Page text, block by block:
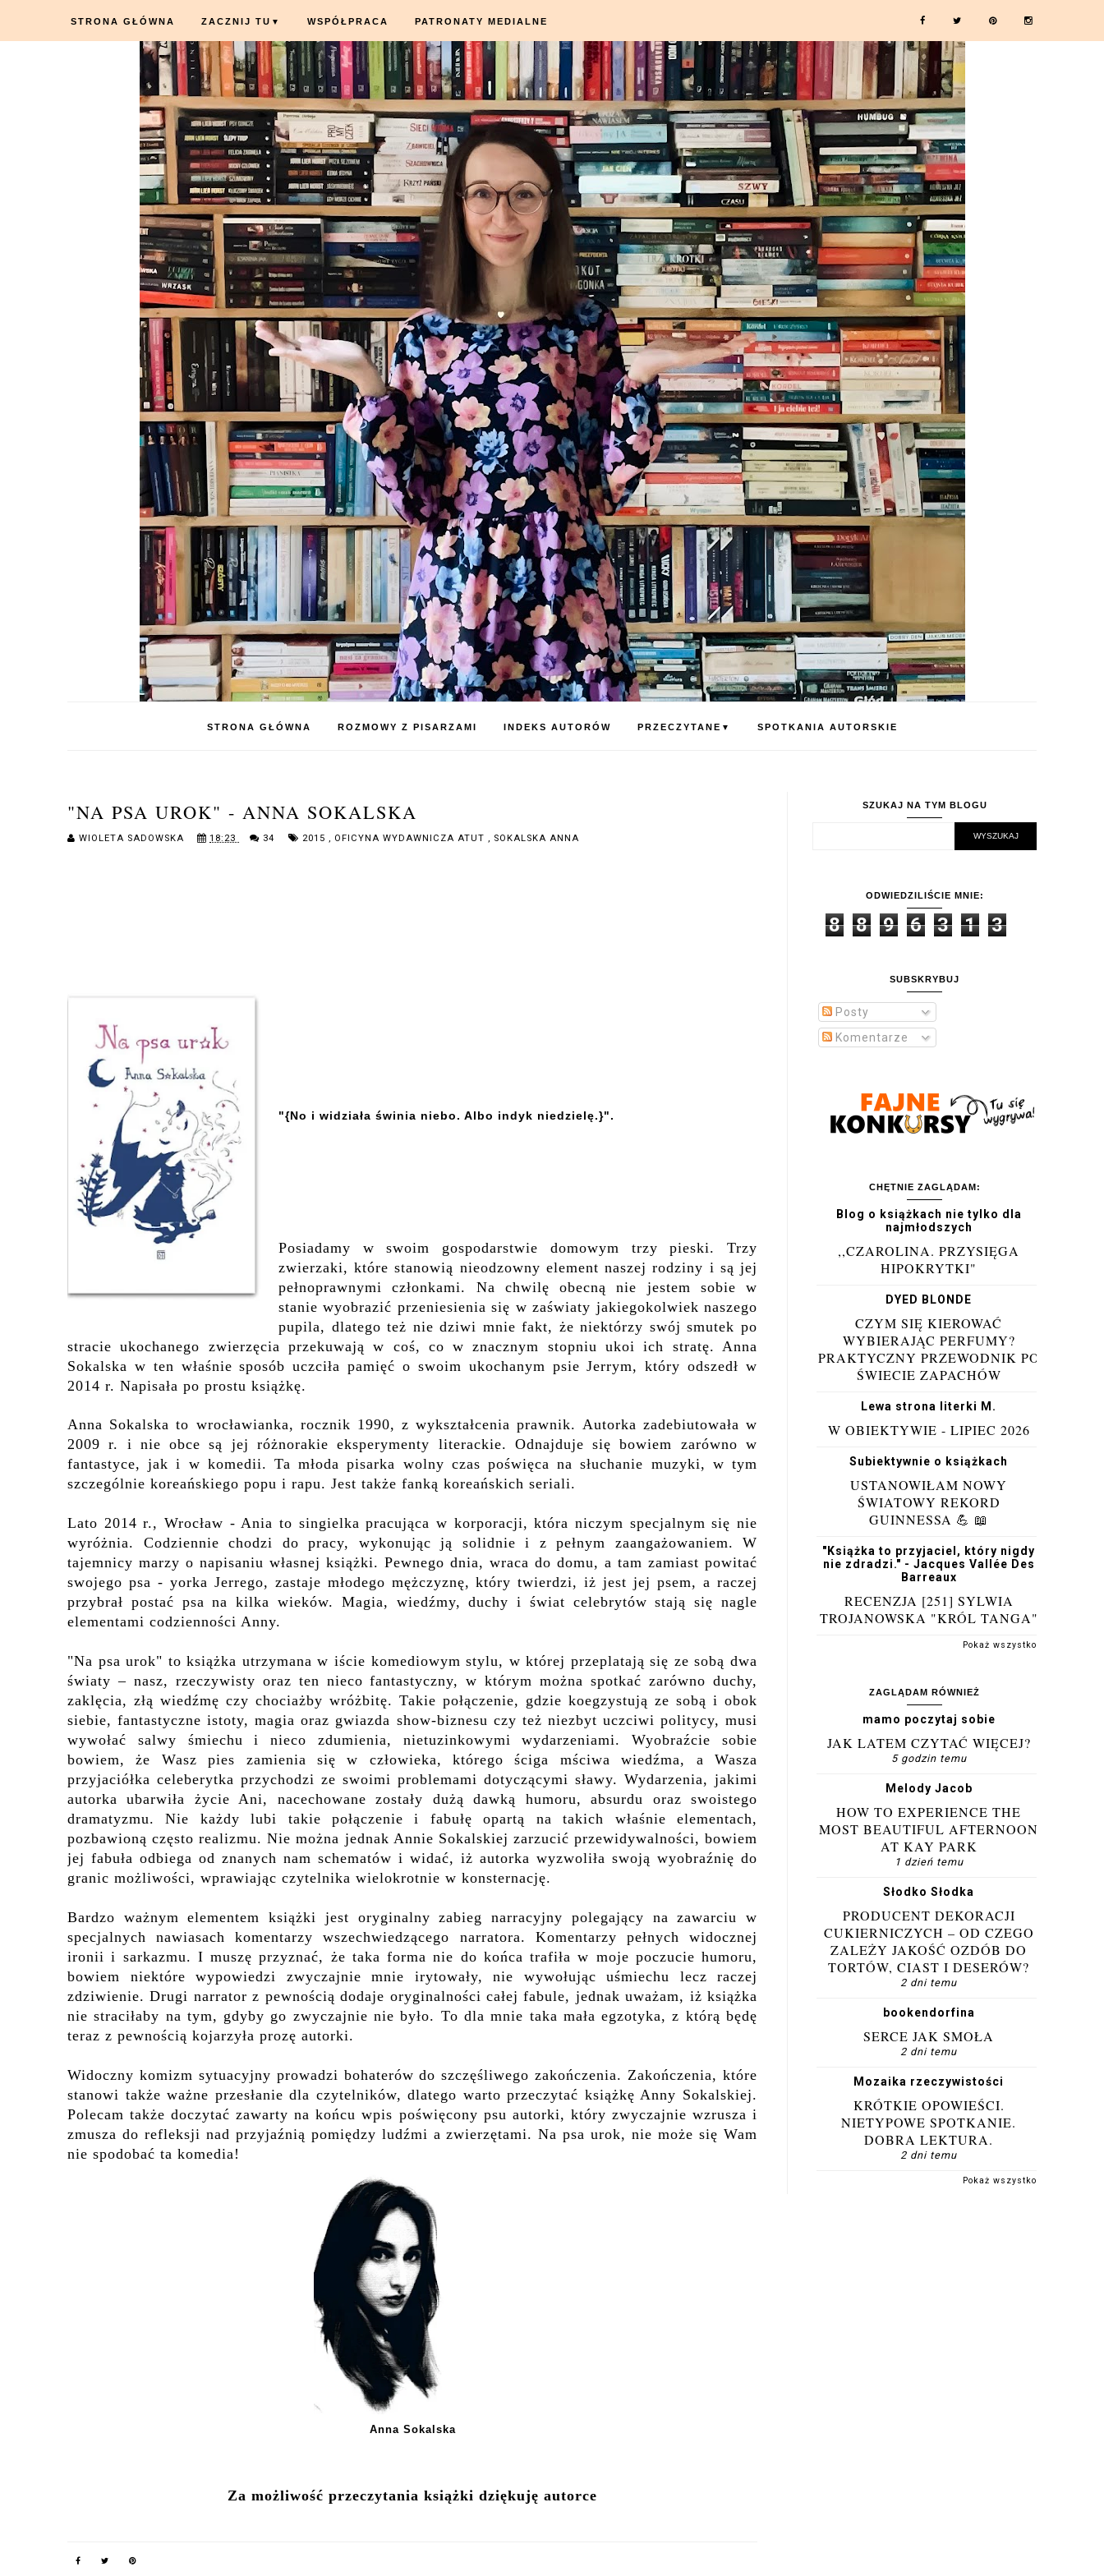
STRONA GŁÓWNA ZACZNIJ TU ▼ WSPÓŁPRACA PATRONATY MEDIALNE
STRONA GŁÓWNA ROZMOWY Z PISARZAMI INDEKS AUTORÓW PRZECZYTANE ▼ SPOTKANIA AUTORSKIE
"NA PSA UROK" - ANNA SOKALSKA
WIOLETA SADOWSKA 18:23 34 2015 , OFICYNA WYDAWNICZA ATUT , SOKALSKA ANNA
"{No i widziała świnia niebo. Albo indyk niedzielę.}".
Posiadamy w swoim gospodarstwie domowym trzy pieski. Trzy
zwierzaki, które stanowią nieodzowny element naszej rodziny i są jej
pełnoprawnymi członkami. Na chwilę obecną nie jestem sobie w
stanie wyobrazić przeniesienia się w zaświaty jakiegokolwiek naszego
pupila, dlatego też nie dziwi mnie fakt, że niektórzy swój smutek po
stracie ukochanego zwierzęcia przekuwają w coś, co w znacznym stopniu ukoi ich stratę. Anna
Sokalska w ten właśnie sposób uczciłapamięć o swoim ukochanym psie Jerrym, który odszedł w
2014 r. Napisała po prostu książkę.
Anna Sokalska to wrocławianka, rocznik 1990, z wykształcenia prawnik. Autorka zadebiutowała w
2009 r. i nie obce są jej różnorakie eksperymenty literackie. Odnajduje się bowiem zarówno w
fantastyce, jak i w komedii. Ta młoda pisarka wolny czas poświęca na słuchanie muzyki, w tym
szczególnie koreańskiego popu i rapu. Jest także fanką koreańskich seriali.
Lato 2014 r., Wrocław -Ania to singielka pracująca w korporacji, która niczym specjalnym się nie
wyróżnia. Codziennie chodzi do pracy, wykonując ją solidnie i z pełnym zaangażowaniem. W
tajemnicy marzy o napisaniu własnej książki. Pewnego dnia, wraca do domu, a tam zamiast powitać
swojego psa - yorka Jerrego, zastaje młodego mężczyznę, który twierdzi, iżjest jej psem, a raczej
przybrał postać psa na kilka wieków. Magia, wiedźmy, duchy i świat celebrytów stają się nagle
elementami codzienności Anny.
"Na psa urok" to książka utrzymana w iście komediowym stylu, w której przeplatają się ze sobą dwa
światy – nasz, rzeczywisty oraz ten nieco fantastyczny, w którym można spotkać zarówno duchy,
zaklęcia, złą wiedźmę czy chociażby wróżbitę. Takie połączenie, gdzie koegzystują ze sobą i obok
siebie, fantastyczne istoty, magia oraz gwiazda show-biznesu czy też niezbyt uczciwi politycy, musi
wywołać salwy śmiechu i nieco zdumienia, nietuzinkowymi wydarzeniami. Wyobraźcie sobie
bowiem, że Wasz pies zamienia się w człowieka, którego ściga mściwa wiedźma, a Wasza
przyjaciółka celeberytka przychodzi ze swoimi problemami dotyczącymi sławy. Wydarzenia, jakimi
autorka ubarwiła życie Ani, nacechowane zostały dużą dawką humoru, absurdu oraz swoistego
dramatyzmu. Nie każdy lubi takie połączenie i fabułę opartą na takich właśnie elementach,
pozbawioną często realizmu. Nie można jednak Annie Sokalskiej zarzucić przewidywalności, bowiem
jej fabuła odbiega od znanych nam schematów i widać, iż autorka wyzwoliła swoją wyobraźnię do
granic możliwości, wprawiając czytelnika wielokrotnie w konsternację.
Bardzo ważnym elementem książki jest oryginalny zabieg narracyjny polegający na zawarciu w
specjalnych nawiasach komentarzy wszechwiedzącego narratora. Komentarzy pełnych widocznej
ironii i sarkazmu. I muszę przyznać, że taka forma nie do końca trafiła w moje poczucie humoru,
bowiem niektóre wypowiedzi zwyczajnie mnie irytowały, nie wywołując uśmiechu lecz raczej
zdziwienie. Drugi narrator z pewnością dodaje oryginalności całej fabule, jednak uważam, iż książka
nie straciłaby na tym, gdyby go zwyczajnie nie było. To dla mnie taka mała egzotyka, z którą będę
teraz z pewnością kojarzyła prozę autorki.
Widoczny komizm sytuacyjny prowadzi bohaterów do szczęśliwego zakończenia. Zakończenia, które
stanowi także ważne przesłanie dla czytelników, dlatego warto przeczytać książkę Anny Sokalskiej.
Polecam także doczytać zawarty na końcu wpis poświęcony psu autorki, który zwyczajnie wzrusza i
zmusza do refleksji nad przyjaźnią pomiędzy ludźmi a zwierzętami. Na psa urok, nie może się Wam
nie spodobać ta komedia!
Anna Sokalska
Za możliwość przeczytania książki dziękuję autorce
SZUKAJ NA TYM BLOGU
ODWIEDZILIŚCIE MNIE:
8 8 9 6 3 1 3
SUBSKRYBUJ
Posty
Komentarze
CHĘTNIE ZAGLĄDAM:
Blog o książkach nie tylko dla
najmłodszych
,,CZAROLINA. PRZYSIĘGA
HIPOKRYTKI"
DYED BLONDE
CZYM SIĘ KIEROWAĆ
WYBIERAJĄC PERFUMY?
PRAKTYCZNY PRZEWODNIK PO
ŚWIECIE ZAPACHÓW
Lewa strona literki M.
W OBIEKTYWIE - LIPIEC 2026
Subiektywnie o książkach
USTANOWIŁAM NOWY
ŚWIATOWY REKORD
GUINNESSA 💪 📖
"Książka to przyjaciel, który nigdy
nie zdradzi." - Jacques Vallée Des
Barreaux
RECENZJA [251] SYLWIA
TROJANOWSKA "KRÓL TANGA"
Pokaż wszystko
ZAGLĄDAM RÓWNIEŻ
mamo poczytaj sobie
JAK LATEM CZYTAĆ WIĘCEJ?
5 godzin temu
Melody Jacob
HOW TO EXPERIENCE THE
MOST BEAUTIFUL AFTERNOON
AT KAY PARK
1 dzień temu
Słodko Słodka
PRODUCENT DEKORACJI
CUKIERNICZYCH – OD CZEGO
ZALEŻY JAKOŚĆ OZDÓB DO
TORTÓW, CIAST I DESERÓW?
2 dni temu
bookendorfina
SERCE JAK SMOŁA
2 dni temu
Mozaika rzeczywistości
KRÓTKIE OPOWIEŚCI.
NIETYPOWE SPOTKANIE.
DOBRA LEKTURA.
2 dni temu
Pokaż wszystko